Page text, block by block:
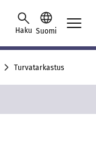
Haku Suomi
Turvatarkastus